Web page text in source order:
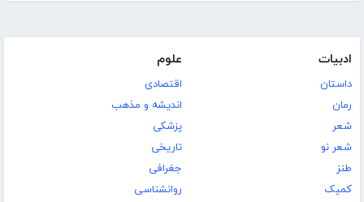
ادبیات
داستان
رمان
شعر
شعر نو
طنز
کمیک
علوم
اقتصادی
اندیشه و مذهب
پزشکی
تاریخی
جغرافی
روانشناسی